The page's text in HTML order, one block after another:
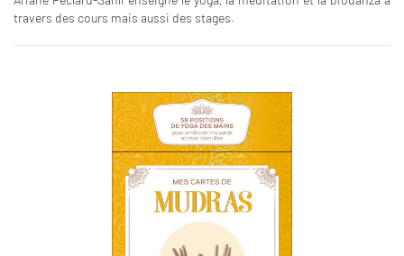
travers des cours mais aussi des stages.